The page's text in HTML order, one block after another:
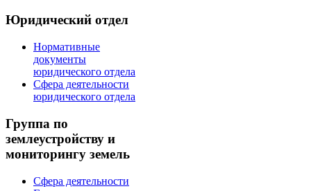
Юридический отдел
Нормативные
документы
юридического отдела
Сфера деятельности
юридического отдела
Группа по
землеустройству и
мониторингу земель
Сфера деятельности